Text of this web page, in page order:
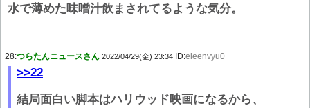
水で薄めた味噌汁飲まされてるような気分。
28:つらたんニュースさん 2022/04/29(金) 23:34 ID:eleenvyu0
>>22
結局面白い脚本はハリウッド映画になるから、